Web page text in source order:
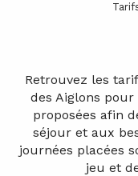
Retrouvez les
des Aiglons
proposées afin
séjour et aux
journées placées
jeu et